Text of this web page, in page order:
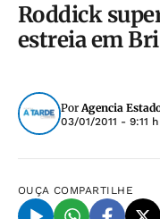
Roddick
estreia em
PorAgencia
03/01/2011 - 9:11 h
OUÇA COMPARTILHE